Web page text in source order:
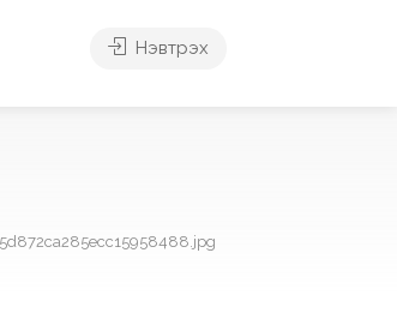
Нэвтрэх